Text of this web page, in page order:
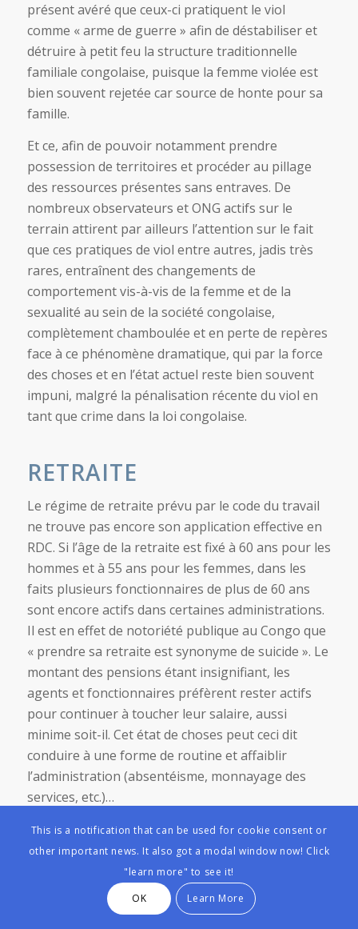
présent avéré que ceux-ci pratiquent le viol
comme « arme de guerre » afin de déstabiliser et
détruire à petit feu la structure traditionnelle
familiale congolaise, puisque la femme violée est
bien souvent rejetée car source de honte pour sa
famille.
Et ce, afin de pouvoir notamment prendre
possession de territoires et procéder au pillage
des ressources présentes sans entraves. De
nombreux observateurs et ONG actifs sur le
terrain attirent par ailleurs l’attention sur le fait
que ces pratiques de viol entre autres, jadis très
rares, entraînent des changements de
comportement vis-à-vis de la femme et de la
sexualité au sein de la société congolaise,
complètement chamboulée et en perte de repères
face à ce phénomène dramatique, qui par la force
des choses et en l’état actuel reste bien souvent
impuni, malgré la pénalisation récente du viol en
tant que crime dans la loi congolaise.
RETRAITE
Le régime de retraite prévu par le code du travail
ne trouve pas encore son application effective en
RDC. Si l’âge de la retraite est fixé à 60 ans pour les
hommes et à 55 ans pour les femmes, dans les
faits plusieurs fonctionnaires de plus de 60 ans
sont encore actifs dans certaines administrations.
Il est en effet de notoriété publique au Congo que
« prendre sa retraite est synonyme de suicide ». Le
montant des pensions étant insignifiant, les
agents et fonctionnaires préfèrent rester actifs
pour continuer à toucher leur salaire, aussi
minime soit-il. Cet état de choses peut ceci dit
conduire à une forme de routine et affaiblir
l’administration (absentéisme, monnayage des
services, etc.)…
Par contre, les grandes sociétés privées, ainsi que
quelques entreprises publiques, assurent le suivi
de leurs retraités. Sur le plan institutionnel, la
gestion des retraites est assurée par l’INSS,
l’Institut National de Sécurité Sociale qui a des
This is a notification that can be used for cookie consent or
other important news. It also got a modal window now! Click
"learn more" to see it!
OK
Learn More